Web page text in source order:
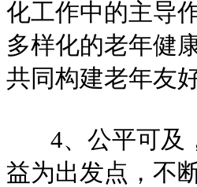
化工作中的主导
多样化的老年健
共同构建老年友
4、公平可及
益为出发点，不